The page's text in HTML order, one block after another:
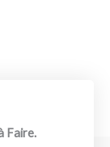
Faire.